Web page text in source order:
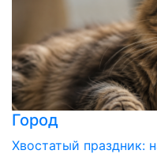
Город
Хвостатый праздник: